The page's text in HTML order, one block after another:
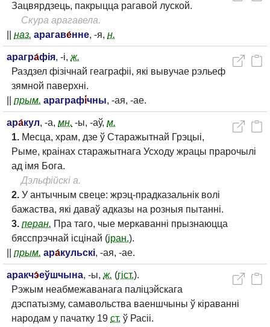
Зацвярдзець, пакрыцца рагавой луской.
Скура арагавела.
наз. арагаве́нне, -я, н.
арагра́фія, -і, ж.
Раздзел фізічнай геаграфіі, які вывучае рэльеф
зямной паверхні.
прым. араграфі́чны, -ая, -ае.
ара́кул, -а, мн. -ы, -аў, м.
1. Месца, храм, дзе ў Старажытнай Грэцыі,
Рыме, краінах старажытнага Усходу жрацы прарочылі
ад імя Бога.
Дэльфійскі а.
2. У антычным свеце: жрэц-прадказальнік волі
бажаства, які даваў адказы на розныя пытанні.
3. перан. Пра таго, чые меркаванні прызнаюцца
бясспрэчнай ісцінай (іран.).
прым. ара́кульскі, -ая, -ае.
аракчэ́еўшчына, -ы, ж. (гіст.).
Рэжым неабмежаванага паліцэйскага
дэспатызму, самавольства ваеншчыны ў кіраванні
народам у пачатку 19 ст. ў Расіі.